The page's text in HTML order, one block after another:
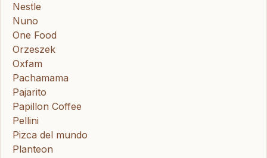
Nestle
Nuno
One Food
Orzeszek
Oxfam
Pachamama
Pajarito
Papillon Coffee
Pellini
Pizca del mundo
Planteon